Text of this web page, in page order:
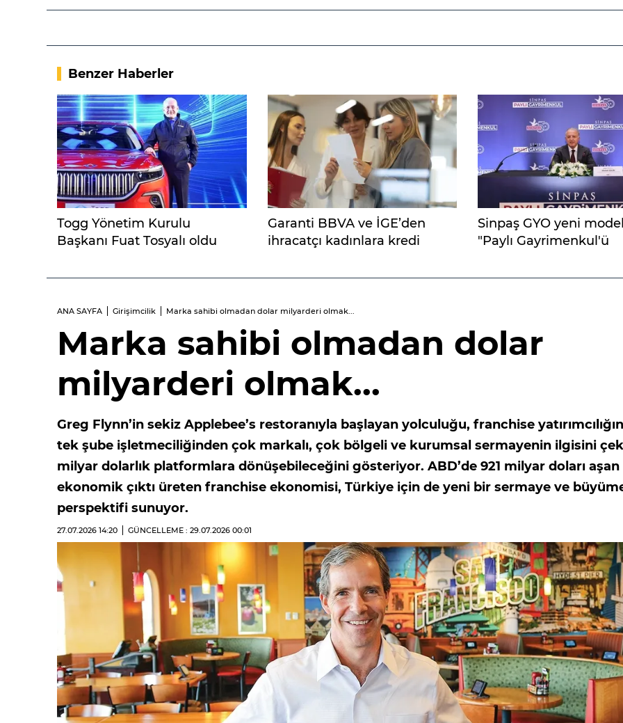
Benzer Haberler
Togg Yönetim Kurulu
Başkanı Fuat Tosyalı oldu
Garanti BBVA ve İGE’den
ihracatçı kadınlara kredi
Sinpaş GYO yeni
"Paylı Gayrimenkul'ü
ANA SAYFA Girişimcilik Marka sahibi olmadan dolar milyarderi olmak...
Marka sahibi olmadan dolar
milyarderi olmak...
Greg Flynn’in sekiz Applebee’s restoranıyla başlayan yolculuğu, franchise
tek şube işletmeciliğinden çok markalı, çok bölgeli ve kurumsal sermayenin ilgisini
milyar dolarlık platformlara dönüşebileceğini gösteriyor. ABD’de 921 milyar doları aşan
ekonomik çıktı üreten franchise ekonomisi, Türkiye için de yeni bir sermaye ve
perspektifi sunuyor.
27.07.2026 14:20 GÜNCELLEME : 29.07.2026 00:01